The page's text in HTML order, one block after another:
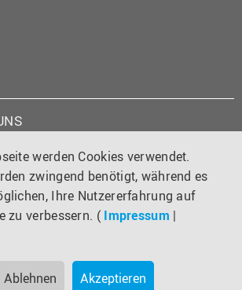
werden Cookies verwendet.
zwingend benötigt, während es
Ihre Nutzererfahrung auf
zu verbessern. ( Impressum |
Ablehnen Akzeptieren
YouTube
Facebook